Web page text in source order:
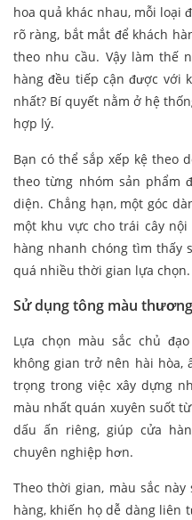
hoa quả khác nhau, mỗi loại
rõ ràng, bắt mắt để khách
theo nhu cầu. Vậy làm thế
hàng đều tiếp cận được với
nhất? Bí quyết nằm ở hệ
hợp lý.
Bạn có thể sắp xếp kệ theo
theo từng nhóm sản phẩm
diện. Chẳng hạn, một góc
một khu vực cho trái cây
hàng nhanh chóng tìm thấy
quá nhiều thời gian lựa chọn.
Sử dụng tông màu
Lựa chọn màu sắc chủ
không gian trở nên hài hòa,
trọng trong việc xây dựng
màu nhất quán xuyên suốt
dấu ấn riêng, giúp cửa
chuyên nghiệp hơn.
Theo thời gian, màu sắc
hàng, khiến họ dễ dàng liên